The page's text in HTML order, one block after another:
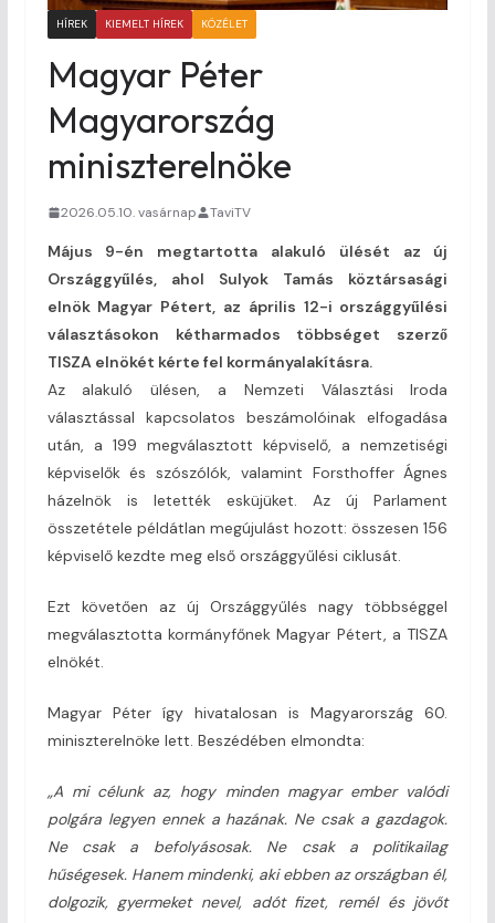
HÍREK KIEMELT HÍREK KÖZÉLET
Magyar Péter
Magyarország
miniszterelnöke
2026.05.10. vasárnap TaviTV
Május 9-én megtartotta alakuló ülését az új
Országgyűlés, ahol Sulyok Tamás köztársasági
elnök Magyar Pétert, az április 12-i országgyűlési
választásokon kétharmados többséget szerző
TISZA elnökét kérte fel kormányalakításra.
Az alakuló ülésen, a Nemzeti Választási Iroda
választással kapcsolatos beszámolóinak elfogadása
után, a 199 megválasztott képviselő, a nemzetiségi
képviselők és szószólók, valamint Forsthoffer Ágnes
házelnök is letették esküjüket. Az új Parlament
összetétele példátlan megújulást hozott: összesen 156
képviselő kezdte meg első országgyűlési ciklusát.
Ezt követően az új Országgyűlés nagy többséggel
megválasztotta kormányfőnek Magyar Pétert, a TISZA
elnökét.
Magyar Péter így hivatalosan is Magyarország 60.
miniszterelnöke lett. Beszédében elmondta:
„A mi célunk az, hogy minden magyar ember valódi
polgára legyen ennek a hazának. Ne csak a gazdagok.
Ne csak a befolyásosak. Ne csak a politikailag
hűségesek. Hanem mindenki, aki ebben az országban él,
dolgozik, gyermeket nevel, adót fizet, remél és jövőt